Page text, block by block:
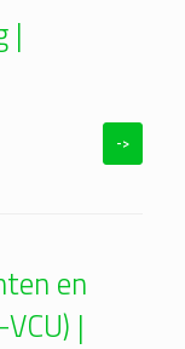
|
->
en
|